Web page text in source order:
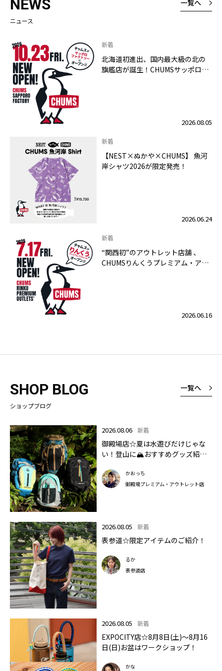
NEWS
ニュース
一覧へ
新着
北海道初進出、国内最大級の北の
旗艦店が誕生！CHUMSサッポロフ
2026.08.05
新着
【NEST×ぬかや×CHUMS】 魚河
岸シャツ2026が限定発売！
2026.06.24
新着
“関西初”のアウトレット店舗 、
CHUMSりんくうプレミアム・アウ
2026.06.16
SHOP BLOG
ショップブログ
一覧へ
2026.08.06 新着
御殿場店☆夏は水遊びだけじゃな
い！登山に🏔おすすめグッズ紹介
かおっち
御殿場プレミアム・アウトレット店
2026.08.05 新着
表参道☆限定アイテムのご紹介！
るか
表参道店
2026.08.05 新着
EXPOCITY店☆8月8日(土)～8月16
日(日)お盆はワークショップ！
かな